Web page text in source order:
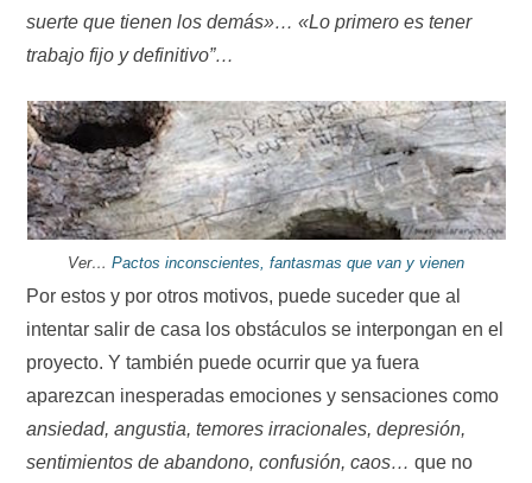
suerte que tienen los demás»… «Lo primero es tener
trabajo fijo y definitivo”…
Ver… Pactos inconscientes, fantasmas que van y vienen
Por estos y por otros motivos, puede suceder que al
intentar salir de casa los obstáculos se interpongan en el
proyecto. Y también puede ocurrir que ya fuera
aparezcan inesperadas emociones y sensaciones como
ansiedad, angustia, temores irracionales, depresión,
sentimientos de abandono, confusión, caos…que no